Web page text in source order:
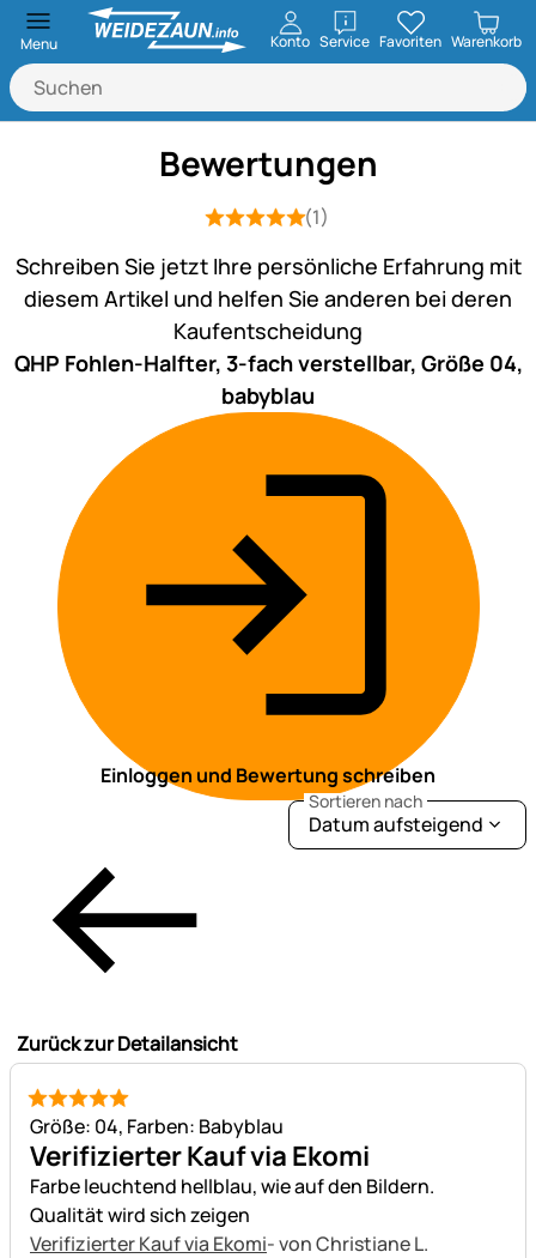
Menu Konto ServiceöffnenFavoriten Warenkorb
Bewertungen
Bewertung: 5 von 5 (1 Bewertungen)
1 Bewertung(1)
Schreiben Sie jetzt Ihre persönliche Erfahrung mit
diesem Artikel und helfen Sie anderen bei deren
Kaufentscheidung
QHP Fohlen-Halfter, 3-fach verstellbar, Größe 04,
babyblau
Einloggen und Bewertung schreiben
Zurück zur Detailansicht
Sortieren nach
Datum aufsteigend
5 von 5
Größe: 04, Farben: Babyblau
Verifizierter Kauf via Ekomi
Farbe leuchtend hellblau, wie auf den Bildern.
Qualität wird sich zeigen
Verifizierter Kauf via Ekomi- von Christiane L.